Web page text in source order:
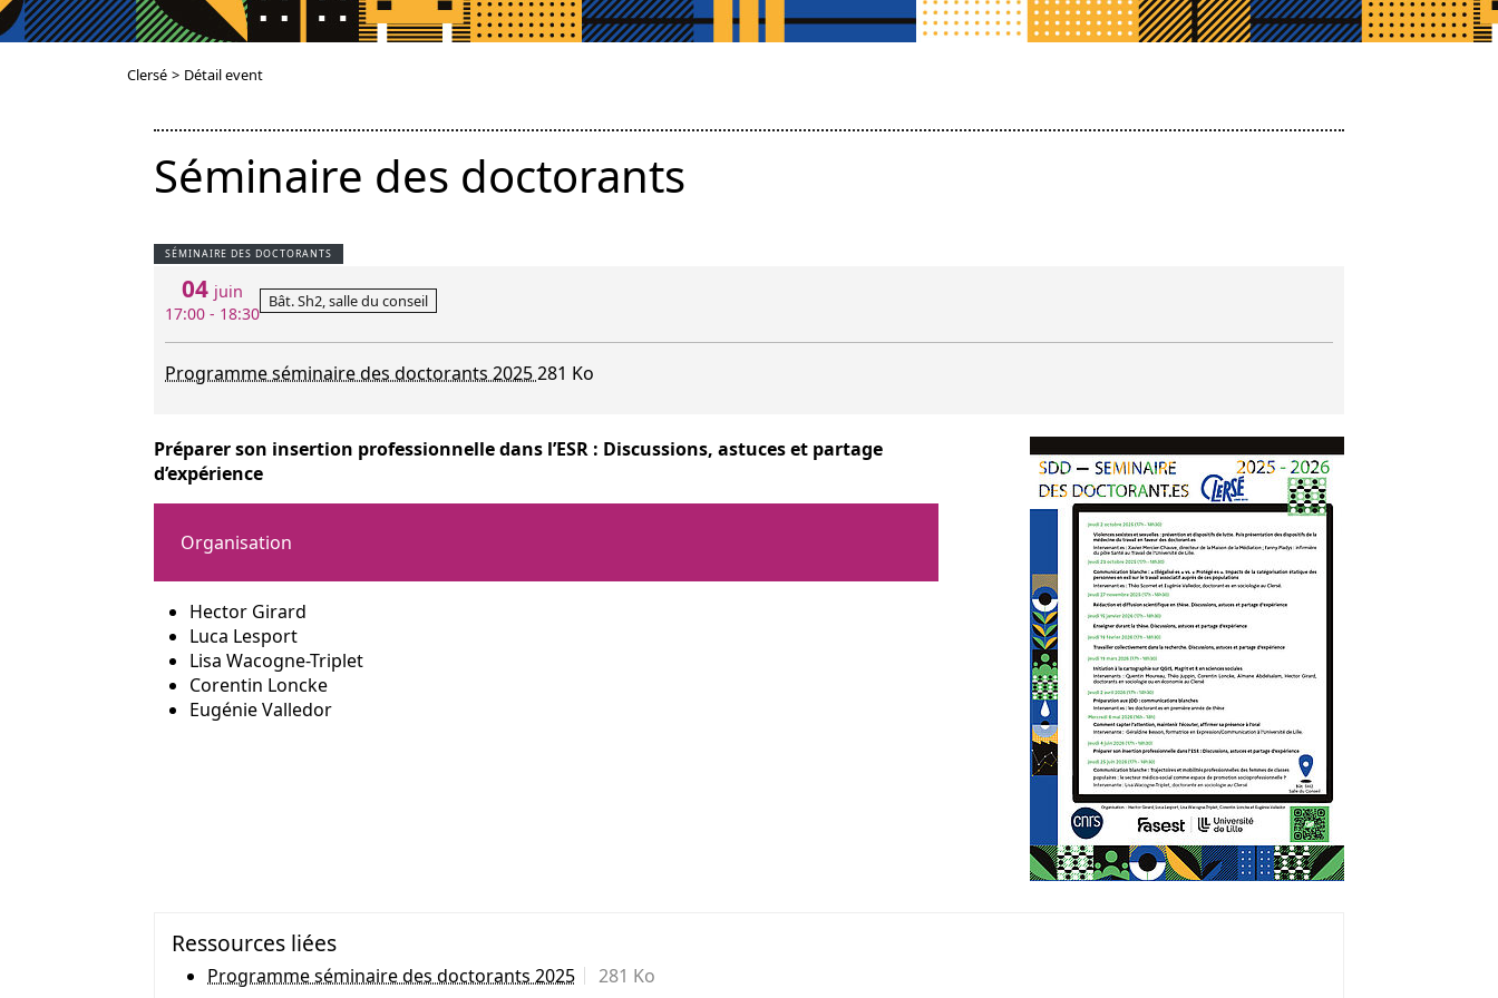
Clersé > Détail event
Séminaire des doctorants
SÉMINAIRE DES DOCTORANTS
04 juin
17:00 - 18:30
Bât. Sh2, salle du conseil
Programme séminaire des doctorants 2025281 Ko
Préparer son insertion professionnelle dans l’ESR : Discussions, astuces et partage
d’expérience
Organisation
Hector Girard
Luca Lesport
Lisa Wacogne-Triplet
Corentin Loncke
Eugénie Valledor
Ressources liées
Programme séminaire des doctorants 2025 281 Ko